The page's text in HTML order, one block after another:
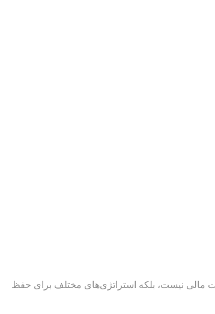
مالی نیست، بلکه استراتژی‌های مختلف برای حفظ